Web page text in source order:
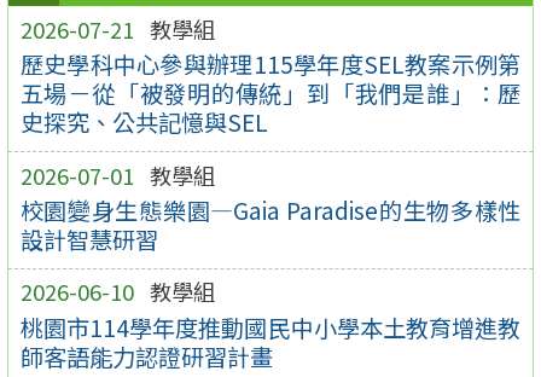
2026-07-21 教學組
歷史學科中心參與辦理115學年度SEL教案示例第
五場－從「被發明的傳統」到「我們是誰」：歷
史探究、公共記憶與SEL
2026-07-01 教學組
校園變身生態樂園—Gaia Paradise的生物多樣性
設計智慧研習
2026-06-10 教學組
桃園市114學年度推動國民中小學本土教育增進教
師客語能力認證研習計畫